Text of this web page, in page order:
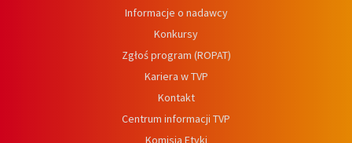
Informacje o nadawcy
Konkursy
Zgłoś program (ROPAT)
Kariera w TVP
Kontakt
Centrum informacji TVP
Komisja Etyki